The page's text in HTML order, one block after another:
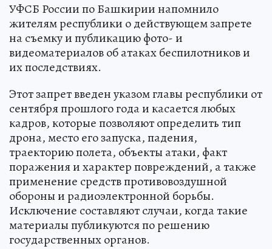
УФСБ России по Башкирии напомнило
жителям республики о действующем запрете
на съемку и публикацию фото- и
видеоматериалов об атаках беспилотников и
их последствиях.
Этот запрет введен указом главы республики от
сентября прошлого года и касается любых
кадров, которые позволяют определить тип
дрона, место его запуска, падения,
траекторию полета, объекты атаки, факт
поражения и характер повреждений, а также
применение средств противовоздушной
обороны и радиоэлектронной борьбы.
Исключение составляют случаи, когда такие
материалы публикуются по решению
государственных органов.